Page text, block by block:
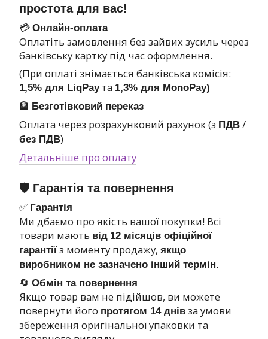
простота для вас!
💳 Онлайн-оплата
Оплатіть замовлення без зайвих зусиль через
банківську картку під час оформлення.
(При оплаті знімається банківська комісія:
1,5% для LiqPayта 1,3% для MonoPay)
🏦 Безготівковий переказ
Оплата через розрахунковий рахунок (з ПДВ /
без ПДВ)
Детальніше про оплату
🛡 Гарантія та повернення
✅ Гарантія
Ми дбаємо про якість вашої покупки! Всі
товари мають від 12 місяців офіційної
гарантії з моменту продажу, якщо
виробником не зазначено інший термін.
🔄 Обмін та повернення
Якщо товар вам не підійшов, ви можете
повернути його протягом 14 днів за умови
збереження оригінальної упаковки та